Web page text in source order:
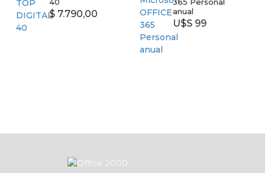
$ 7.790,00
anual
U$S 99